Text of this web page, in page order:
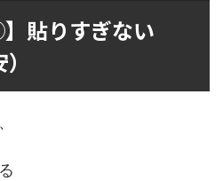
貼りすぎない